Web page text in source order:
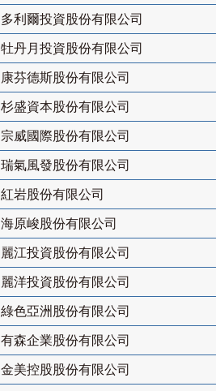
多利爾投資股份有限公司
牡丹月投資股份有限公司
康芬德斯股份有限公司
杉盛資本股份有限公司
宗威國際股份有限公司
瑞氣風發股份有限公司
紅岩股份有限公司
海原峻股份有限公司
麗江投資股份有限公司
麗洋投資股份有限公司
綠色亞洲股份有限公司
有森企業股份有限公司
金美控股股份有限公司